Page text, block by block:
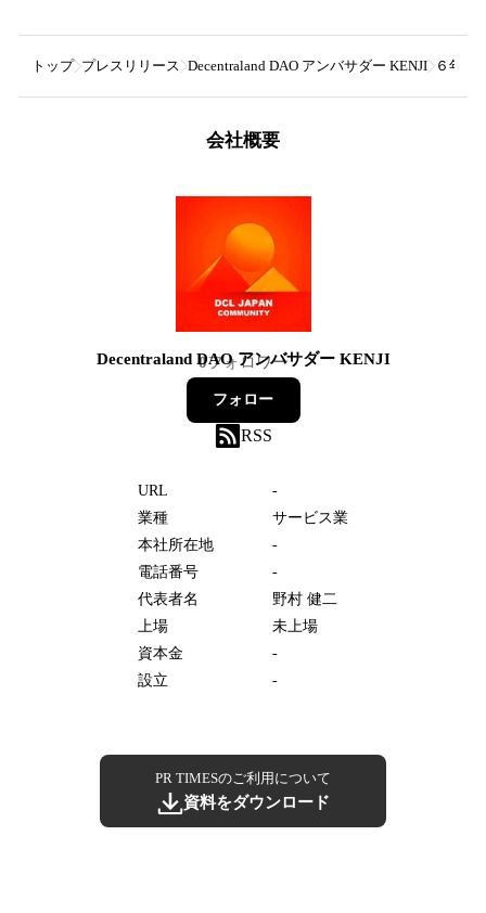
トップ プレスリリース Decentraland DAO アンバサダー KENJI ６年間
会社概要
Decentraland DAO アンバサダー KENJI
0フォロワー
フォロー
RSS
URL
-
業種
サービス業
本社所在地
-
電話番号
-
代表者名
野村 健二
上場
未上場
資本金
-
設立
-
PR TIMESのご利用について
資料をダウンロード